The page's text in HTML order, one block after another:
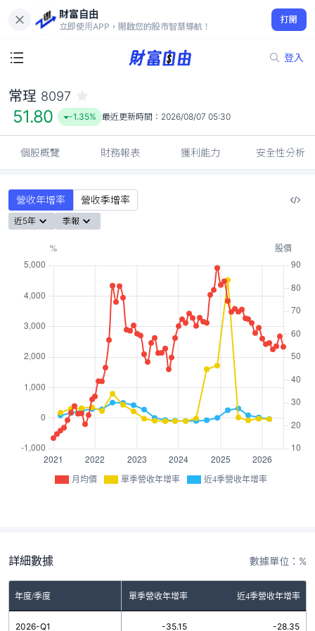
財富自由
立即使用APP，開啟您的股市智慧導航！
打開
登入
51.80
-1.35%
常珵 8097
51.80 -1.35% 最近更新時間： 2026/08/07 05:30
個股概覽 財務報表 獲利能力 安全性分析
營收年增率 營收季增率
近5年 季報
月均價 單季營收年增率 近4季營收年增率
詳細數據 數據單位：%
年度/季度 單季營收年增率 近4季營收年增率
2026-Q1 -35.15 -28.35